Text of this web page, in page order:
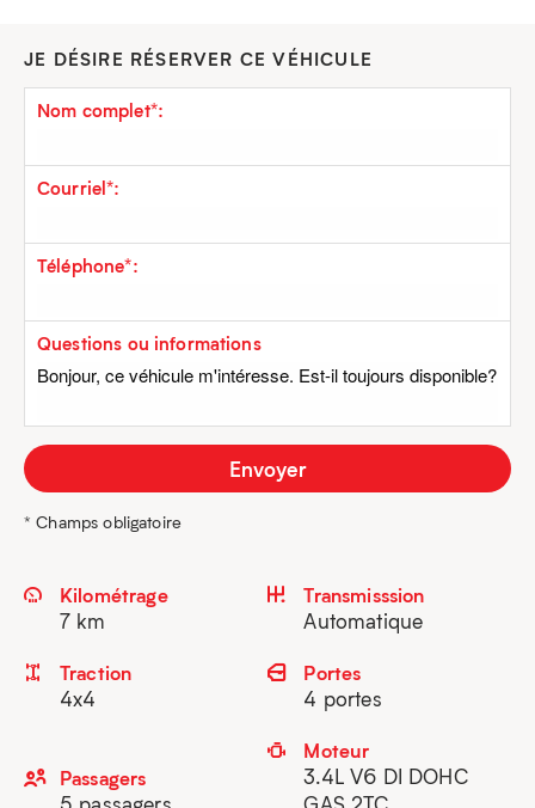
JE DÉSIRE RÉSERVER CE VÉHICULE
Nom complet*:
Courriel*:
Téléphone*:
Questions ou informations
* Champs obligatoire
Kilométrage
7 km
Transmisssion
Automatique
Traction
4x4
Portes
4 portes
Passagers
Moteur
3.4L V6 DI DOHC